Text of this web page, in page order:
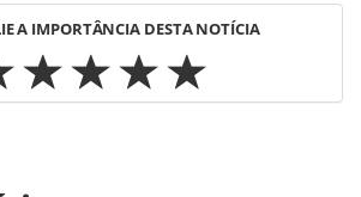
A IMPORTÂNCIA DESTA NOTÍCIA